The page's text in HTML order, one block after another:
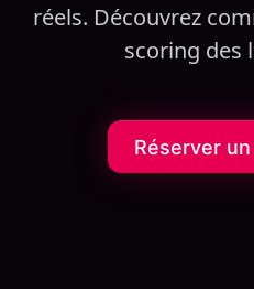
réels. Découvrez
scoring des
Réserver